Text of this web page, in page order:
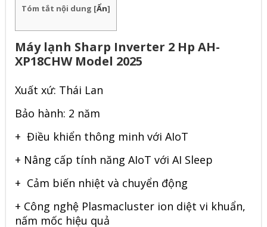
Tóm tắt nội dung [Ẩn]
Máy lạnh Sharp Inverter 2 Hp AH-
XP18CHW Model 2025
Xuất xứ: Thái Lan
Bảo hành: 2 năm
+ Điều khiển thông minh với AIoT
+ Nâng cấp tính năng AIoT với AI Sleep
+ Cảm biến nhiệt và chuyển động
+ Công nghệ Plasmacluster ion diệt vi khuẩn,
nấm mốc hiệu quả